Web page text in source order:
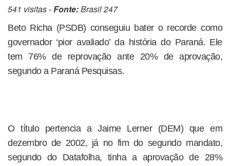
541 visitas -Fonte:Brasil 247
Beto Richa (PSDB) conseguiu bater o recorde como
governador ‘pior avaliado’ da história do Paraná. Ele
tem 76% de reprovação ante 20% de aprovação,
segundo a Paraná Pesquisas.
O título pertencia a Jaime Lerner (DEM) que em
dezembro de 2002, já no fim do segundo mandato,
segundo do Datafolha, tinha a aprovação de 28%